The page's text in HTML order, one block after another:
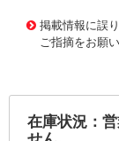
掲載情報に誤
ご指摘をお願
在庫状況：